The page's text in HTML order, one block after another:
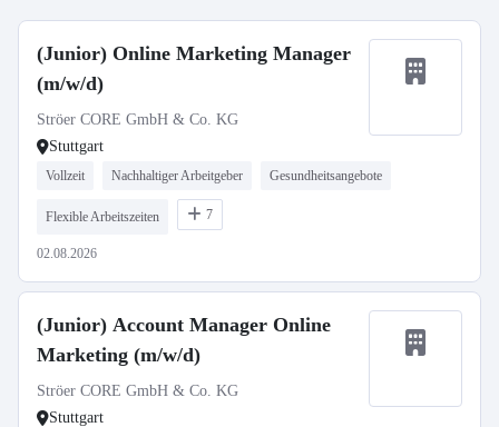
(Junior) Online Marketing Manager
(m/w/d)
Ströer CORE GmbH & Co. KG
Stuttgart
Vollzeit Nachhaltiger Arbeitgeber Gesundheitsangebote
Flexible Arbeitszeiten 7
02.08.2026
(Junior) Account Manager Online
Marketing (m/w/d)
Ströer CORE GmbH & Co. KG
Stuttgart